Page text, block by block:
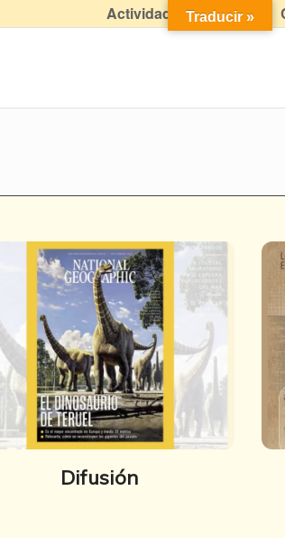
Actividades didácticas
Difusión
Traducir »